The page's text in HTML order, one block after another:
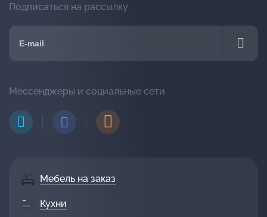
Мебель на заказ
Кухни
Подписаться на рассылку
Мессенджеры и социальные сети